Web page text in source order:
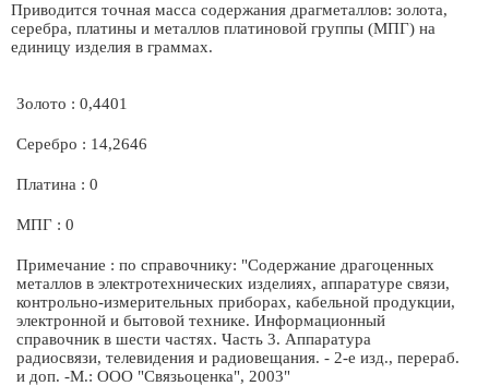
Приводится точная масса содержания драгметаллов: золота,
серебра, платины и металлов платиновой группы (МПГ) на
единицу изделия в граммах.
Золото : 0,4401
Серебро : 14,2646
Платина : 0
МПГ : 0
Примечание : по справочнику: "Содержание драгоценных
металлов в электротехнических изделиях, аппаратуре связи,
контрольно-измерительных приборах, кабельной продукции,
электронной и бытовой технике. Информационный
справочник в шести частях. Часть 3. Аппаратура
радиосвязи, телевидения и радиовещания. - 2-е изд., перераб.
и доп. -М.: ООО "Связьоценка", 2003"